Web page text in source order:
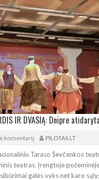
komentarų PILOTAS.LT
Taraso Ševčenkos
teatras. Įrengtoje
galės vyks net karo